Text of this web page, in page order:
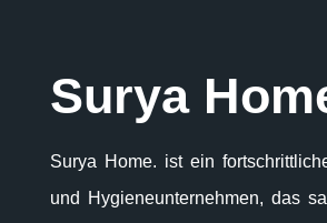
Surya
Surya Home. ist ein
und Hygieneunternehmen, das